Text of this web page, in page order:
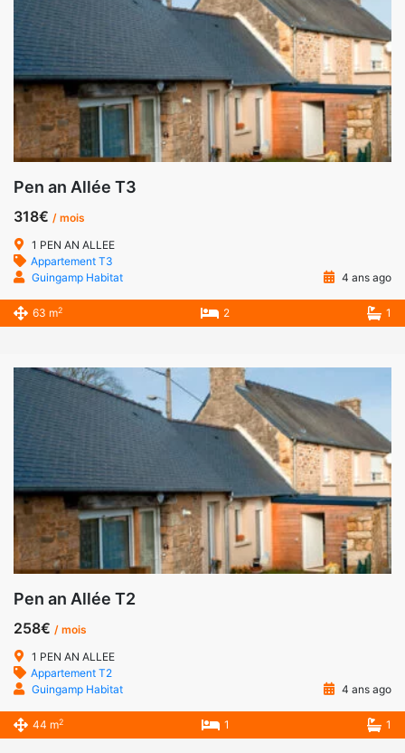
Pen an Allée T3
318€ / mois
1 PEN AN ALLEE
Appartement T3
Guingamp Habitat
4 ans ago
63 m2 2 1
Pen an Allée T2
258€ / mois
1 PEN AN ALLEE
Appartement T2
Guingamp Habitat
4 ans ago
44 m2 1 1